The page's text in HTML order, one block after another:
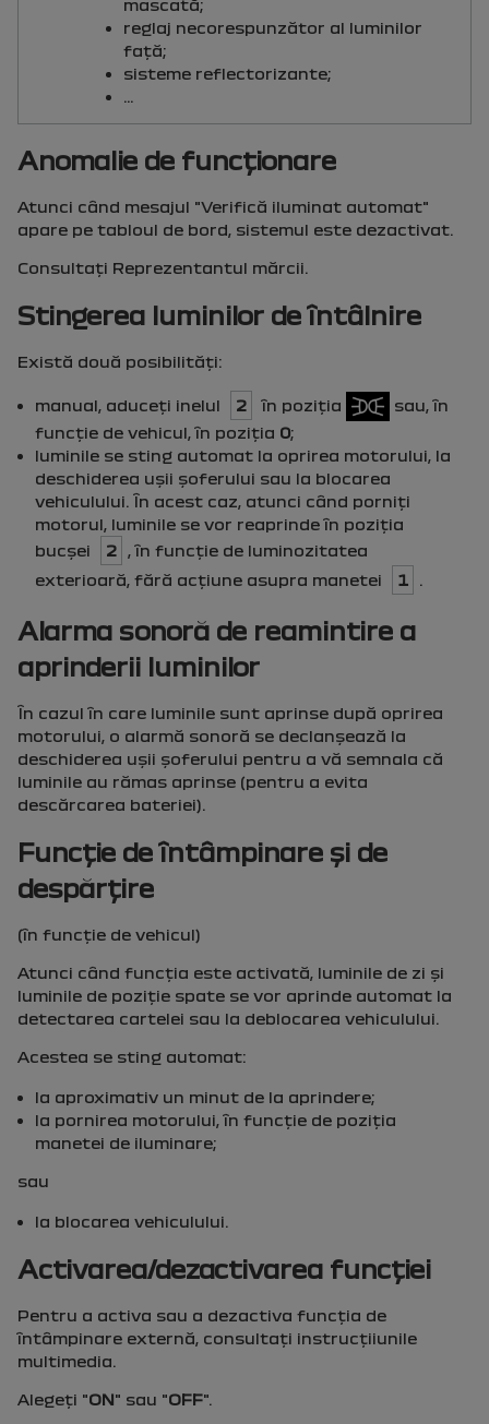
mascată;
reglaj necorespunzător al luminilor
faţă;
sisteme reflectorizante;
Anomalie de funcţionare
Atunci când mesajul "Verifică iluminat automat"
apare pe tabloul de bord, sistemul este dezactivat.
Consultaţi Reprezentantul mărcii.
Stingerea luminilor de întâlnire
Există două posibilităţi:
manual, aduceţi inelul 2 în poziţia
sau, în
funcţie de vehicul, în poziţia 0;
luminile se sting automat la oprirea motorului, la
deschiderea uşii şoferului sau la blocarea
vehiculului. În acest caz, atunci când porniţi
motorul, luminile se vor reaprinde în poziţia
bucşei
2
, în funcţie de luminozitatea
exterioară, fără acţiune asupra manetei
1
Alarma sonoră de reamintire a
aprinderii luminilor
În cazul în care luminile sunt aprinse după oprirea
motorului, o alarmă sonoră se declanşează la
deschiderea uşii şoferului pentru a vă semnala că
luminile au rămas aprinse (pentru a evita
descărcarea bateriei).
Funcţie de întâmpinare şi de
despărţire
(în funcţie de vehicul)
Atunci când funcţia este activată, luminile de zi şi
luminile de poziţie spate se vor aprinde automat la
detectarea cartelei sau la deblocarea vehiculului.
Acestea se sting automat:
la aproximativ un minut de la aprindere;
la pornirea motorului, în funcţie de poziţia
manetei de iluminare;
sau
la blocarea vehiculului.
Activarea/dezactivarea funcţiei
Pentru a activa sau a dezactiva funcţia de
întâmpinare externă, consultaţi instrucţiiunile
multimedia.
Alegeţi "ON" sau "OFF".